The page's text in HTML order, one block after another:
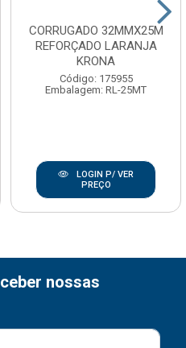
CORRUGADO 32MMX25M
REFORÇADO LARANJA
KRONA
Código: 175955
Embalagem: RL-25MT
LOGIN P/ VER
PREÇO
nossas